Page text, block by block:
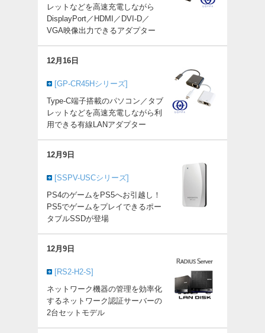
レットなどを高速充電しながら
DisplayPort／HDMI／DVI-D／
VGA映像出力できるアダプター
12月16日
[GP-CR45Hシリーズ]
Type-C端子搭載のパソコン／タブ
レットなどを高速充電しながら利
用できる有線LANアダプター
12月9日
[SSPV-USCシリーズ]
PS4のゲームをPS5へお引越し！
PS5でゲームをプレイできるポー
タブルSSDが登場
12月9日
[RS2-H2-S]
ネットワーク機器の管理を効率化
するネットワーク認証サーバーの
2台セットモデル